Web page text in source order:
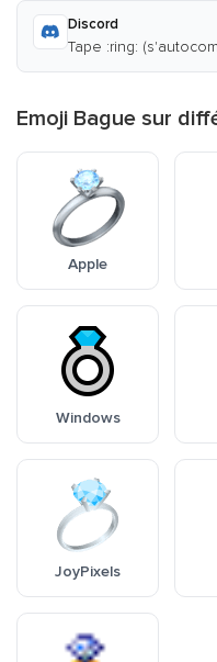
Discord
Tape :ring:
Emoji Bague sur
Apple
Windows
JoyPixels